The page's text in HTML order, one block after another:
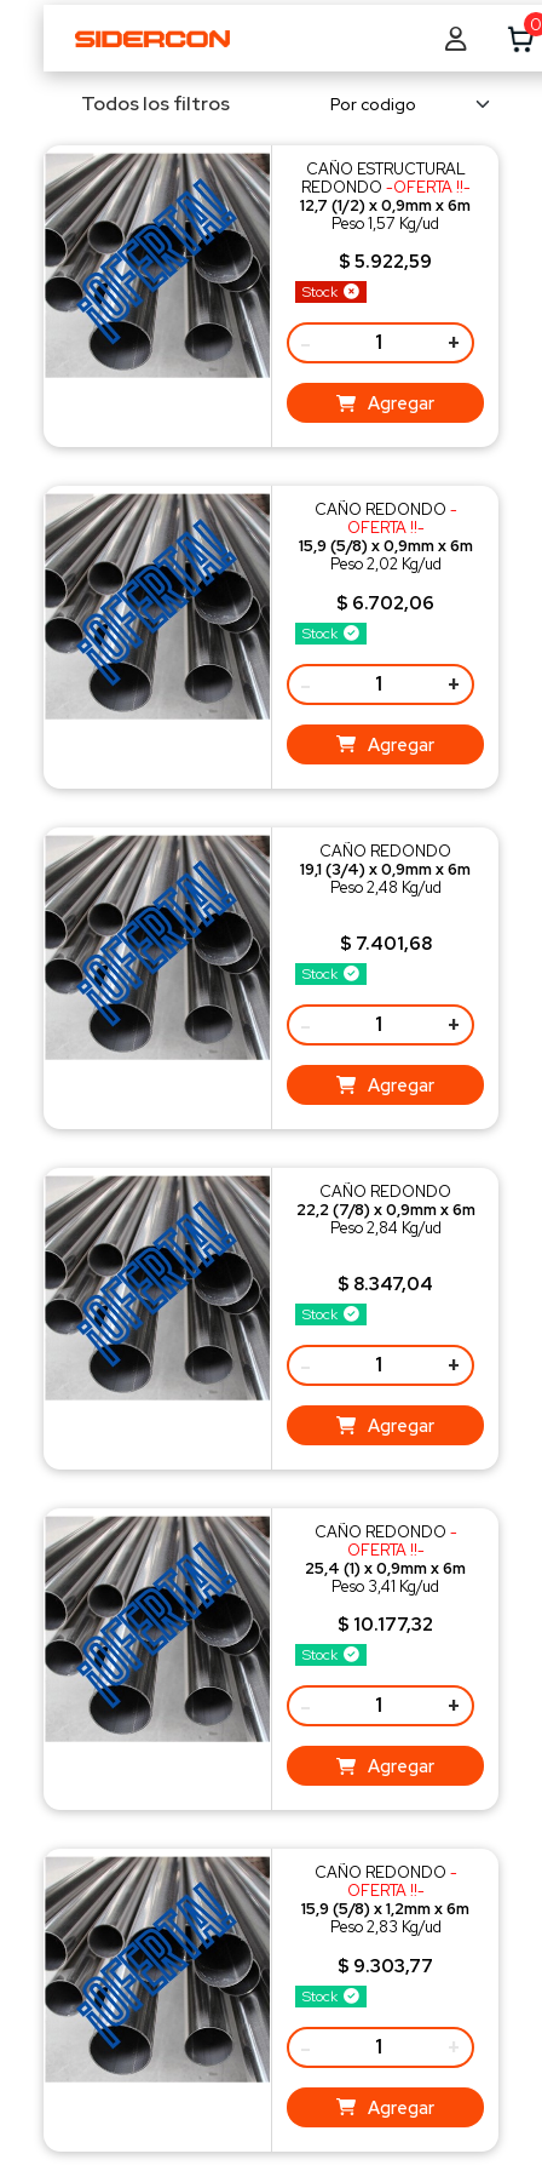
0
Todos los filtros
Stock
CAÑO ESTRUCTURAL
REDONDO -OFERTA !!-
12,7 (1/2) x 0,9mm x 6m
Peso 1,57 Kg/ud
$ 5.922,59
- +
Agregar
Stock
CAÑO REDONDO -
OFERTA !!-
15,9 (5/8) x 0,9mm x 6m
Peso 2,02 Kg/ud
$ 6.702,06
- +
Agregar
Stock
CAÑO REDONDO
19,1 (3/4) x 0,9mm x 6m
Peso 2,48 Kg/ud
$ 7.401,68
- +
Agregar
Stock
CAÑO REDONDO
22,2 (7/8) x 0,9mm x 6m
Peso 2,84 Kg/ud
$ 8.347,04
- +
Agregar
Stock
CAÑO REDONDO -
OFERTA !!-
25,4 (1) x 0,9mm x 6m
Peso 3,41 Kg/ud
$ 10.177,32
- +
Agregar
Stock
CAÑO REDONDO -
OFERTA !!-
15,9 (5/8) x 1,2mm x 6m
Peso 2,83 Kg/ud
$ 9.303,77
- +
Agregar